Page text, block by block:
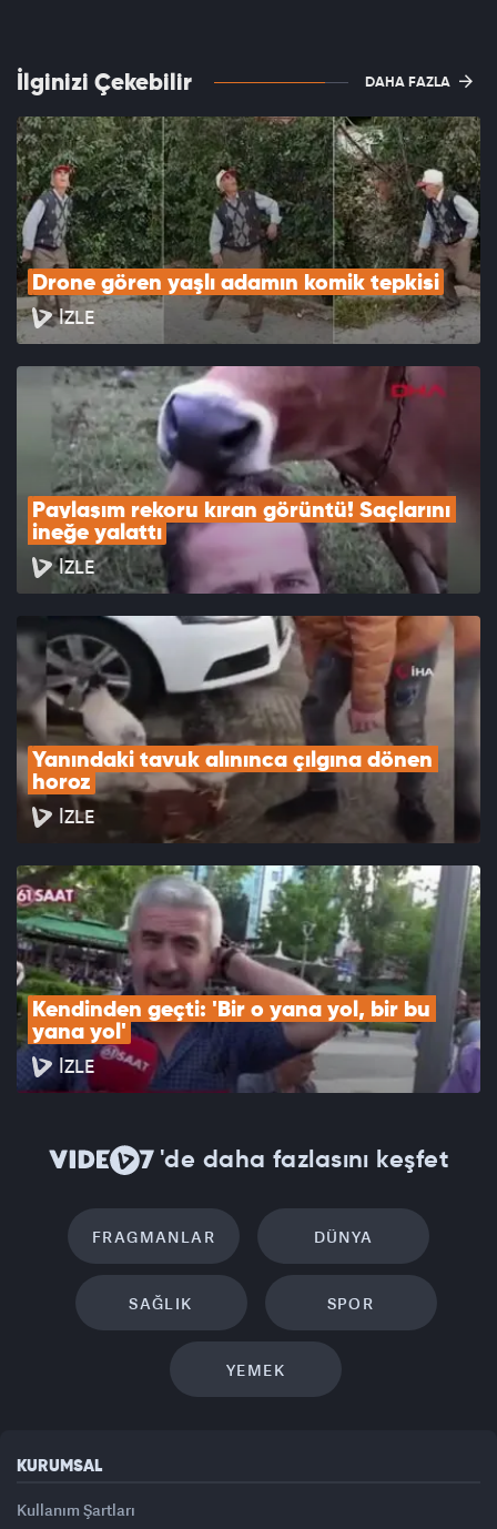
İlginizi Çekebilir DAHA FAZLA
Drone gören yaşlı adamın komik tepkisi
İZLE
Paylaşım rekoru kıran görüntü! Saçlarını
ineğe yalattı
İZLE
Yanındaki tavuk alınınca çılgına dönen
horoz
İZLE
Kendinden geçti: 'Bir o yana yol, bir bu
yana yol'
İZLE
'de daha fazlasını keşfet
FRAGMANLAR DÜNYA
SAĞLIK SPOR
YEMEK
KURUMSAL
Kullanım Şartları